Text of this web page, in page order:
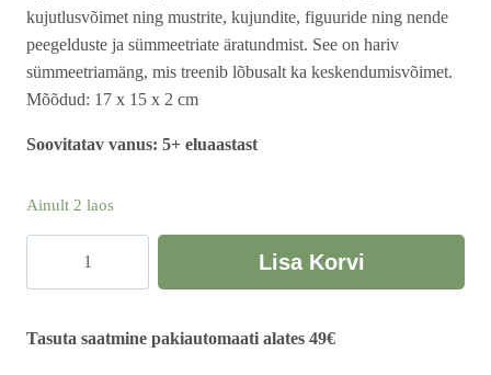
kujutlusvõimet ning mustrite, kujundite, figuuride ning nende
peegelduste ja sümmeetriate äratundmist. See on hariv
sümmeetriamäng, mis treenib lõbusalt ka keskendumisvõimet.
Mõõdud: 17 x 15 x 2 cm
Soovitatav vanus: 5+ eluaastast
Ainult 2 laos
Lisa Korvi
Tasuta saatmine pakiautomaati alates 49€